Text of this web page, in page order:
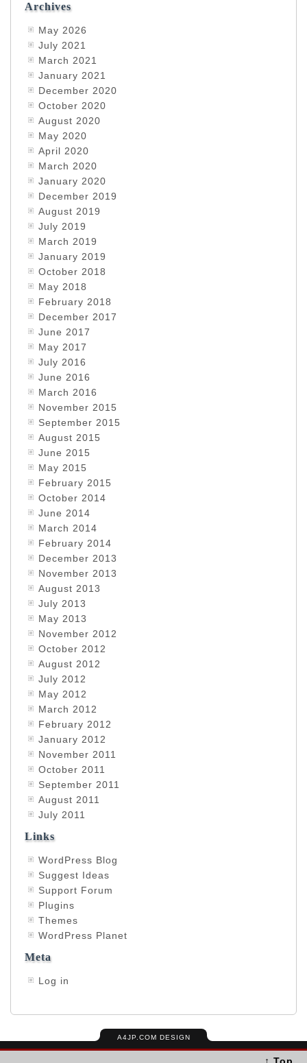
Archives
May 2026
July 2021
March 2021
January 2021
December 2020
October 2020
August 2020
May 2020
April 2020
March 2020
January 2020
December 2019
August 2019
July 2019
March 2019
January 2019
October 2018
May 2018
February 2018
December 2017
June 2017
May 2017
July 2016
June 2016
March 2016
November 2015
September 2015
August 2015
June 2015
May 2015
February 2015
October 2014
June 2014
March 2014
February 2014
December 2013
November 2013
August 2013
July 2013
May 2013
November 2012
October 2012
August 2012
July 2012
May 2012
March 2012
February 2012
January 2012
November 2011
October 2011
September 2011
August 2011
July 2011
Links
WordPress Blog
Suggest Ideas
Support Forum
Plugins
Themes
WordPress Planet
Meta
Log in
A4JP.COM DESIGN